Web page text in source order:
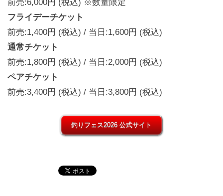
前売:6,000円 (税込) ※数量限定
フライデーチケット
前売:1,400円 (税込) / 当日:1,600円 (税込)
通常チケット
前売:1,800円 (税込) / 当日:2,000円 (税込)
ペアチケット
前売:3,400円 (税込) / 当日:3,800円 (税込)
釣りフェス2026 公式サイト